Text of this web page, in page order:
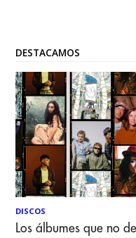
DESTACAMOS
DISCOS
Los álbumes que no